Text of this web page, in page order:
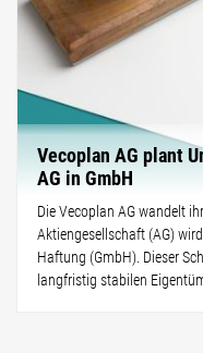
Vecoplan AG plant
AG in GmbH
Die Vecoplan AG wandelt
Aktiengesellschaft (AG)
Haftung (GmbH). Dieser
langfristig stabilen